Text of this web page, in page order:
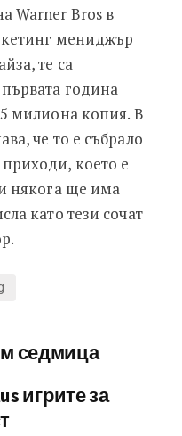
Warner Bros в
мениджър
те са
година
милиона копия. В
че то е събрало
което е
някога ще има
като тези сочат
седмица
игрите за